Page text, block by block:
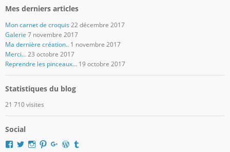
Mes derniers articles
Mon carnet de croquis 22 décembre 2017
Galerie 7 novembre 2017
Ma dernière création.. 1 novembre 2017
Merci… 23 octobre 2017
Reprendre les pinceaux… 19 octobre 2017
Statistiques du blog
21 710 visites
Social
VoirVoirVoirVoir VoirVoir